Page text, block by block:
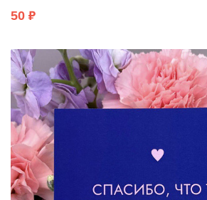
50